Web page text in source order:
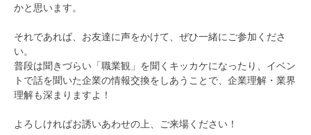
かと思います。
それであれば、お友達に声をかけて、ぜひ一緒にご参加くださ
い。
普段は聞きづらい「職業観」を聞くキッカケになったり、イベン
トで話を聞いた企業の情報交換をしあうことで、企業理解・業界
理解も深まりますよ！
よろしければお誘いあわせの上、ご来場ください！